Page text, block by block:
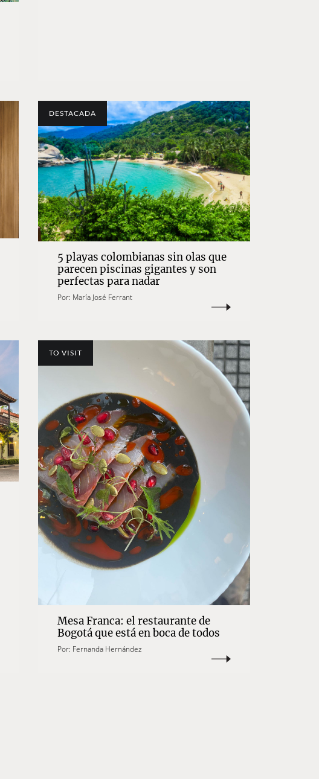
DESTACADA
5 playas colombianas sin olas que
parecen piscinas gigantes y son
perfectas para nadar
Por: María José Ferrant
TO VISIT
Mesa Franca: el restaurante de
Bogotá que está en boca de todos
Por: Fernanda Hernández